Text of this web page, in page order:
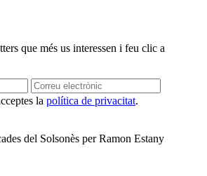
que més us interessen i feu clic a
la política de privacitat.
del Solsonès per Ramon Estany